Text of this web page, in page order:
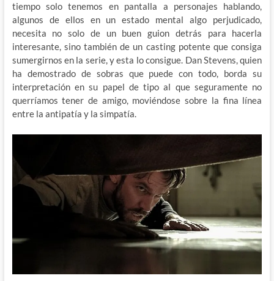
tiempo solo tenemos en pantalla a personajes hablando,
algunos de ellos en un estado mental algo perjudicado,
necesita no solo de un buen guion detrás para hacerla
interesante, sino también de un casting potente que consiga
sumergirnos en la serie, y esta lo consigue. Dan Stevens, quien
ha demostrado de sobras que puede con todo, borda su
interpretación en su papel de tipo al que seguramente no
querríamos tener de amigo, moviéndose sobre la fina línea
entre la antipatía y la simpatía.